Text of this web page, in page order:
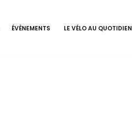
ÉVÈNEMENTS LE VÉLO AU QUOTIDIEN